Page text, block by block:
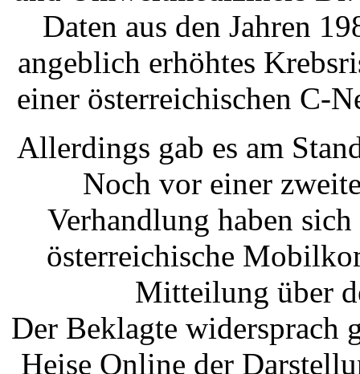
Daten aus den Jahren
angeblich erhöhtes
einer österreichischen C-
Allerdings gab es am
Noch vor einer
Verhandlung haben
österreichische
Mitteilung über
Der Beklagte widersprach
Heise Online der